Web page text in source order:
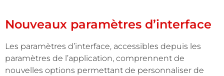
Nouveaux paramètres d’interface
Les paramètres d’interface, accessibles depuis les
paramètres de l’application, comprennent de
nouvelles options permettant de personnaliser de